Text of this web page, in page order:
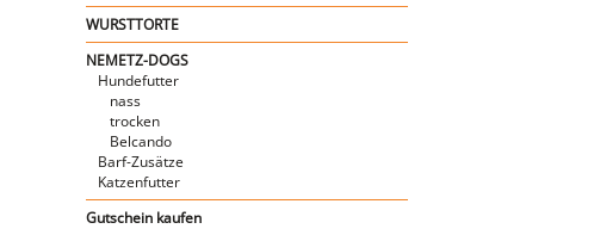
WURSTTORTE
NEMETZ-DOGS
Hundefutter
nass
trocken
Belcando
Barf-Zusätze
Katzenfutter
Gutschein kaufen